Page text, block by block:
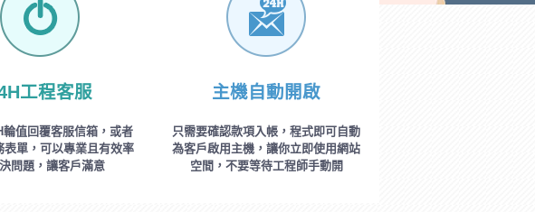
工程客服
輪值回覆客服信箱，或者
表單，可以專業且有效率
問題，讓客戶滿意
主機自動開啟
只需要確認款項入帳，程式即可自動
為客戶啟用主機，讓你立即使用網站
空間，不要等待工程師手動開